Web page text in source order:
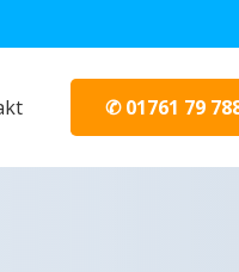
✆ 01761 79